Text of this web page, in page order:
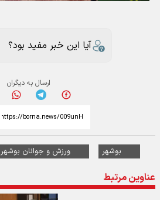
آیا این خبر مفید بود؟
ارسال به دیگران
بوشهر ورزش و جوانان بوشهر
عناوین مرتبط